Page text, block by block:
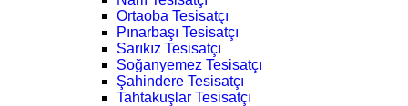
Ortaoba Tesisatçı
Pınarbaşı Tesisatçı
Sarıkız Tesisatçı
Soğanyemez Tesisatçı
Şahindere Tesisatçı
Tahtakuşlar Tesisatçı